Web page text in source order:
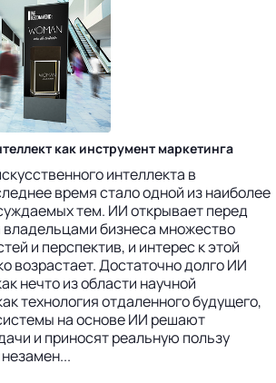
как инструмент маркетинга
интеллекта в
время стало одной из наиболее
тем. ИИ открывает перед
владельцами бизнеса множество
и перспектив, и интерес к этой
возрастает. Достаточно долго ИИ
нечто из области научной
технология отдаленного будущего,
на основе ИИ решают
и приносят реальную пользу